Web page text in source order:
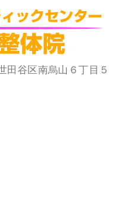
谷区南烏山６丁目５